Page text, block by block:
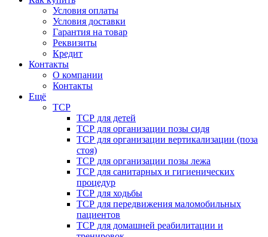
Условия оплаты
Условия доставки
Гарантия на товар
Реквизиты
Кредит
Контакты
О компании
Контакты
Ещё
ТСР
ТСР для детей
ТСР для организации позы сидя
ТСР для организации вертикализации (поза
стоя)
ТСР для организации позы лежа
ТСР для санитарных и гигиенических
процедур
ТСР для ходьбы
ТСР для передвижения маломобильных
пациентов
ТСР для домашней реабилитации и